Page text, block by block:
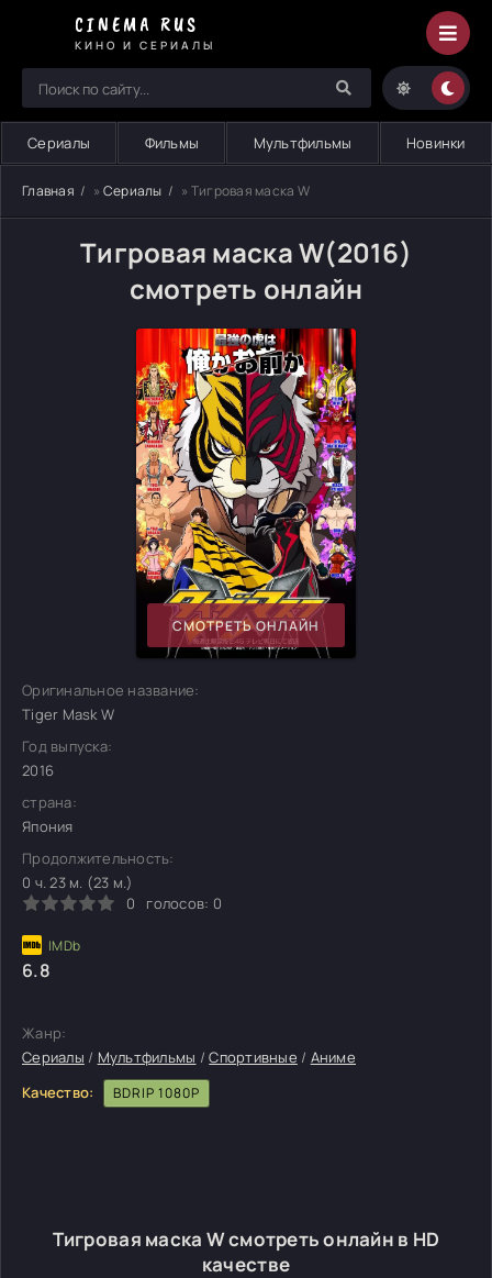
CINEMA RUS
КИНО И СЕРИАЛЫ
Сериалы Фильмы Мультфильмы Новинки
Главная » Сериалы » Тигровая маска W
Тигровая маска W(2016)
смотреть онлайн
СМОТРЕТЬ ОНЛАЙН
Оригинальное название:
Tiger Mask W
Год выпуска:
2016
страна:
Япония
Продолжительность:
0 ч. 23 м. (23 м.)
0
голосов: 0
6.8
Жанр:
Сериалы / Мультфильмы /Спортивные / Аниме
Качество:
BDRIP 1080P
Тигровая маска W смотреть онлайн в HD
качестве